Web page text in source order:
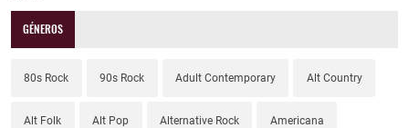
GÉNEROS
80s Rock 90s Rock Adult Contemporary Alt Country
Alt Folk Alt Pop Alternative Rock Americana